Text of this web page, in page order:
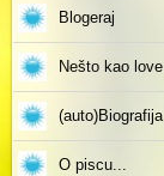
Blogeraj
Nešto kao
(auto)Biografija
O piscu...